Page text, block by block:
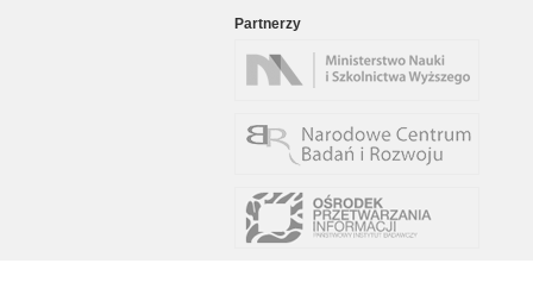
Partnerzy